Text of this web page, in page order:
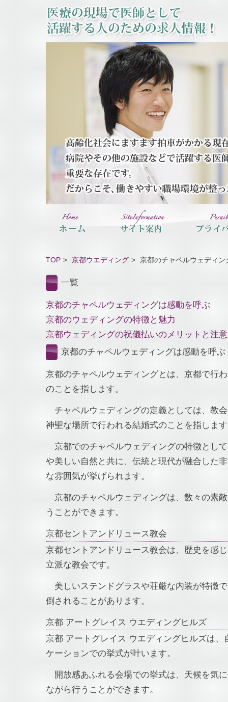
TOP 京都ウエディング 京都のチャペルウェディン
一覧
京都のチャペルウェディングは感動を呼ぶ
京都のウェディングの特徴と魅力
京都ウェディングの祝儀払いのメリットと注
京都のチャペルウェディングは感動を呼ぶ
京都のチャペルウェディングとは、京都で行
のことを指します。
チャペルウェディングの定義としては、教
神聖な場所で行われる結婚式のことを指しま
京都でのチャペルウェディングの特徴とし
や美しい自然と共に、伝統と現代が融合した
な雰囲気が挙げられます。
京都のチャペルウェディングは、数々の素
うことができます。
京都セントアンドリュース教会
京都セントアンドリュース教会は、歴史を感
立派な教会です。
美しいステンドグラスや荘厳な内装が特徴
倒されることがあります。
京都 アートグレイス ウエディングヒルズ
京都 アートグレイス ウエディングヒルズは、
ケーションでの挙式が叶います。
開放感あふれる会場での挙式は、天候を気
ながら行うことができます。